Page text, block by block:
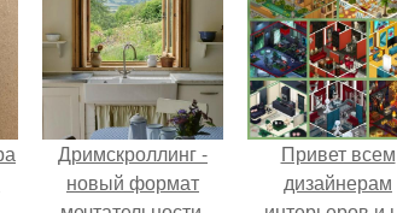
Дримскроллинг -
новый формат
Привет всем
дизайнерам